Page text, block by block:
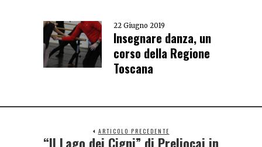
22 Giugno 2019
Insegnare danza, un
corso della Regione
Toscana
ARTICOLO PRECEDENTE
“Il Lago dei Cigni” di Preljocaj in